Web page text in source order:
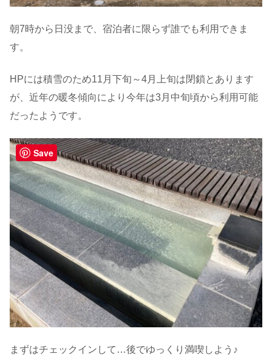
朝7時から日没まで、宿泊者に限らず誰でも利用できま
す。
HPには積雪のため11月下旬～4月上旬は閉鎖とあります
が、近年の暖冬傾向により今年は3月中旬頃から利用可能
だったようです。
まずはチェックインして…後でゆっくり満喫しよう♪
Save